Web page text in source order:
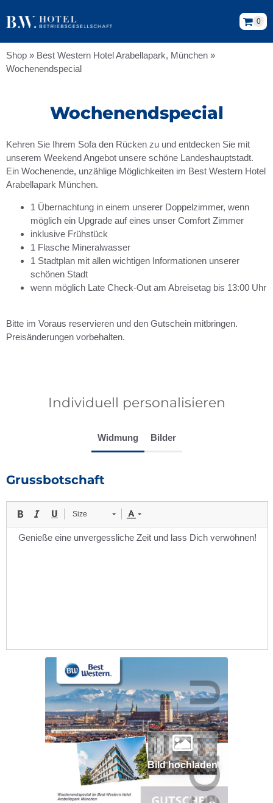
0
Shop » Best Western Hotel Arabellapark, München »
Wochenendspecial
Wochenendspecial
Kehren Sie Ihrem Sofa den Rücken zu und entdecken Sie mit
unserem Weekend Angebot unsere schöne Landeshauptstadt.
Ein Wochenende, unzählige Möglichkeiten im Best Western Hotel
Arabellapark München.
1 Übernachtung in einem unserer Doppelzimmer, wenn
möglich ein Upgrade auf eines unser Comfort Zimmer
inklusive Frühstück
1 Flasche Mineralwasser
1 Stadtplan mit allen wichtigen Informationen unserer
schönen Stadt
wenn möglich Late Check-Out am Abreisetag bis 13:00 Uhr
Bitte im Voraus reservieren und den Gutschein mitbringen.
Preisänderungen vorbehalten.
Bild hochladen
Individuell personalisieren
Widmung Bilder
Grussbotschaft
Size